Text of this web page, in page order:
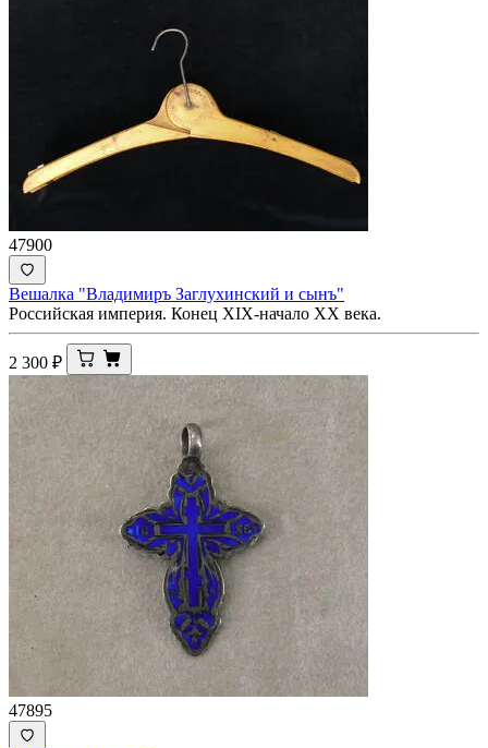
47900
Вешалка "Владимиръ Заглухинский и сынъ"
Российская империя. Конец XIX-начало ХХ века.
2 300 ₽
47895